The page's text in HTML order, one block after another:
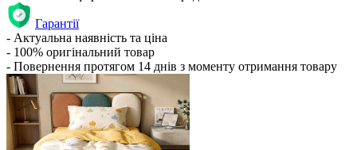
Гарантії
- Актуальна наявність та ціна
- 100% оригінальний товар
- Повернення протягом 14 днів з моменту отримання товару